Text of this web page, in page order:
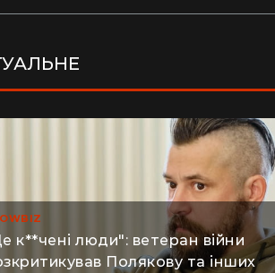
к**чені люди": ветеран війни